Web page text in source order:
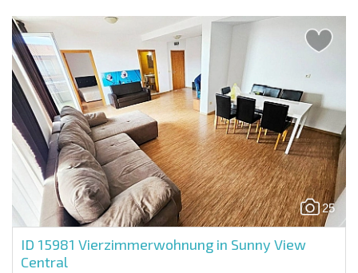
25
ID 15981 Vierzimmerwohnung in Sunny View
Central